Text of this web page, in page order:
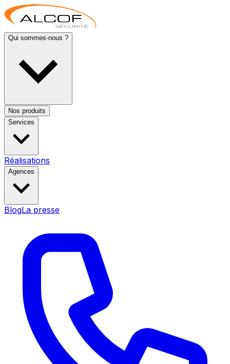
Qui sommes-nous ?
Nos produits
Services
Réalisations
Agences
BlogLa presse